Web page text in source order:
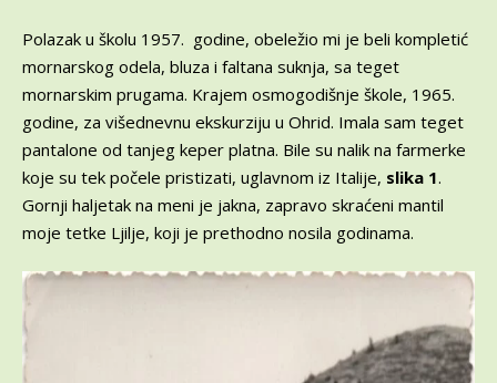
Polazak u školu 1957. godine, obeležio mi je beli kompletić
mornarskog odela, bluza i faltana suknja, sa teget
mornarskim prugama. Krajem osmogodišnje škole, 1965.
godine, za višednevnu ekskurziju u Ohrid. Imala sam teget
pantalone od tanjeg keper platna. Bile su nalik na farmerke
koje su tek počele pristizati, uglavnom iz Italije, slika 1.
Gornji haljetak na meni je jakna, zapravo skraćeni mantil
moje tetke Ljilje, koji je prethodno nosila godinama.